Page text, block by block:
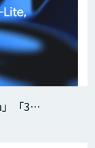
ロ）
」「3…